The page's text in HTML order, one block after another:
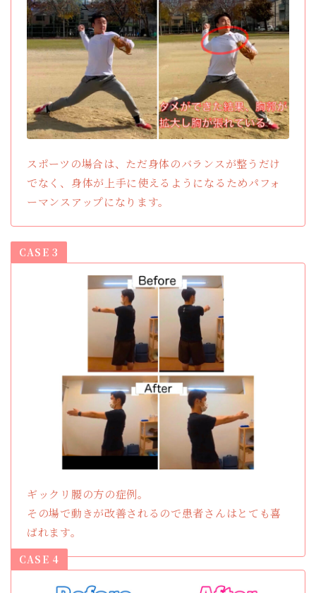
スポーツの場合は、ただ身体のバランスが整うだけ
でなく、身体が上手に使えるようになるためパフォ
ーマンスアップになります。
CASE 3
ギックリ腰の方の症例。
その場で動きが改善されるので患者さんはとても喜
ばれます。
CASE 4